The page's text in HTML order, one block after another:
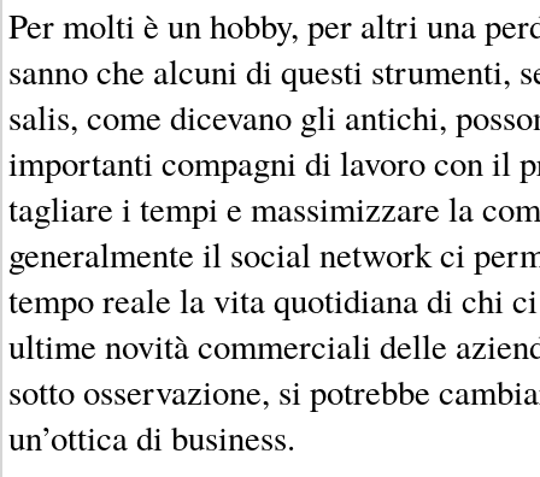
Per molti è un hobby, per altri una
sanno che alcuni di questi strumenti,
salis, come dicevano gli antichi,
importanti compagni di lavoro con il
tagliare i tempi e massimizzare la
generalmente il social network ci
tempo reale la vita quotidiana di chi
ultime novità commerciali delle
sotto osservazione, si potrebbe
un’ottica di business.